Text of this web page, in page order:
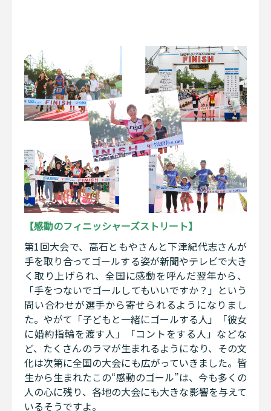
【感動のフィニッシャーズストリート】
第1回大会で、高石ともやさんと下津紀代志さんが
手を取り合ってゴールする姿が新聞やテレビで大き
く取り上げられ、全国に感動を呼んだ翌年から、
「手をつないでゴールしてもいいですか？」という
問い合わせが選手から寄せられるようになりまし
た。やがて「子どもと一緒にゴールする人」「彼女
に婚約指輪を渡す人」「コントをする人」などな
ど、たくさんのラマが生まれるようになり、その文
化は次第に全国の大会にも広がっていきました。皆
生から生まれたこの“感動のゴール”は、今も多くの
人の心に残り、各地の大会にも大きな影響を与えて
いるそうですよ。